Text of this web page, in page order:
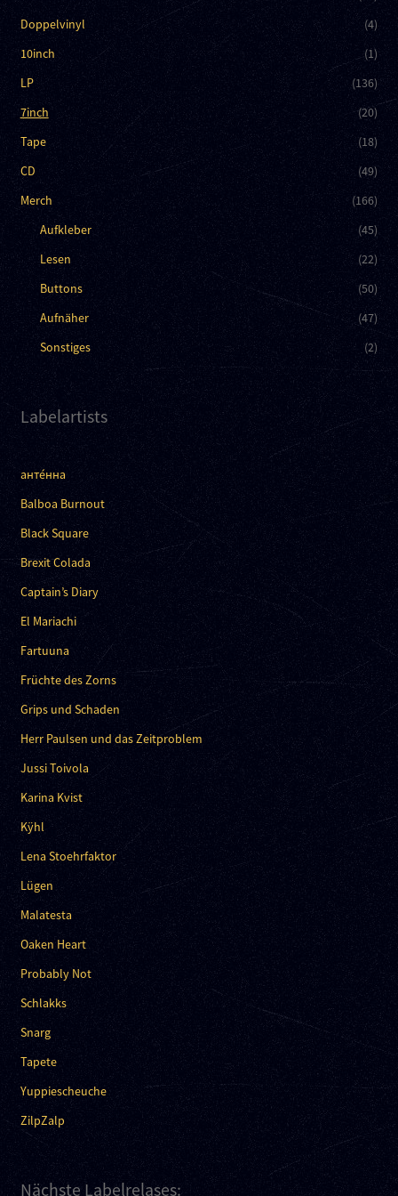
Doppelvinyl
(4)
10inch
(1)
LP
(136)
7inch
(20)
Tape
(18)
CD
(49)
Merch
(166)
Aufkleber
(45)
Lesen
(22)
Buttons
(50)
Aufnäher
(47)
Sonstiges
(2)
Labelartists
анте́нна
Balboa Burnout
Black Square
Brexit Colada
Captain’s Diary
El Mariachi
Fartuuna
Früchte des Zorns
Grips und Schaden
Herr Paulsen und das Zeitproblem
Jussi Toivola
Karina Kvist
Kÿhl
Lena Stoehrfaktor
Lügen
Malatesta
Oaken Heart
Probably Not
Schlakks
Snarg
Tapete
Yuppiescheuche
ZilpZalp
Nächste Labelrelases: